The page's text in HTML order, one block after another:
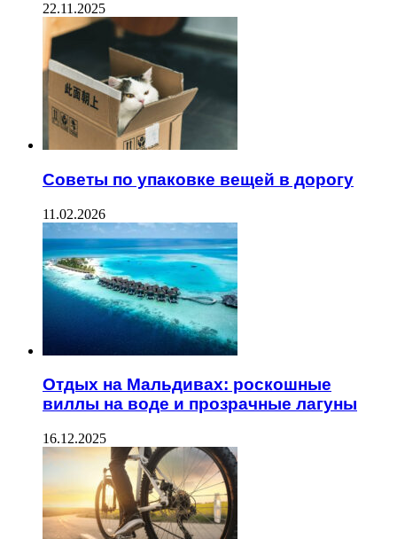
22.11.2025
Советы по упаковке вещей в дорогу
11.02.2026
Отдых на Мальдивах: роскошные
виллы на воде и прозрачные лагуны
16.12.2025